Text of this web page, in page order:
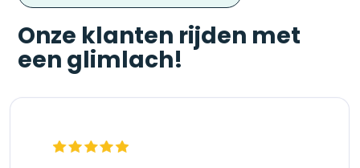
Onze klanten rijden met
een glimlach!